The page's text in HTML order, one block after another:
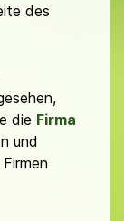
des
die Firma
und